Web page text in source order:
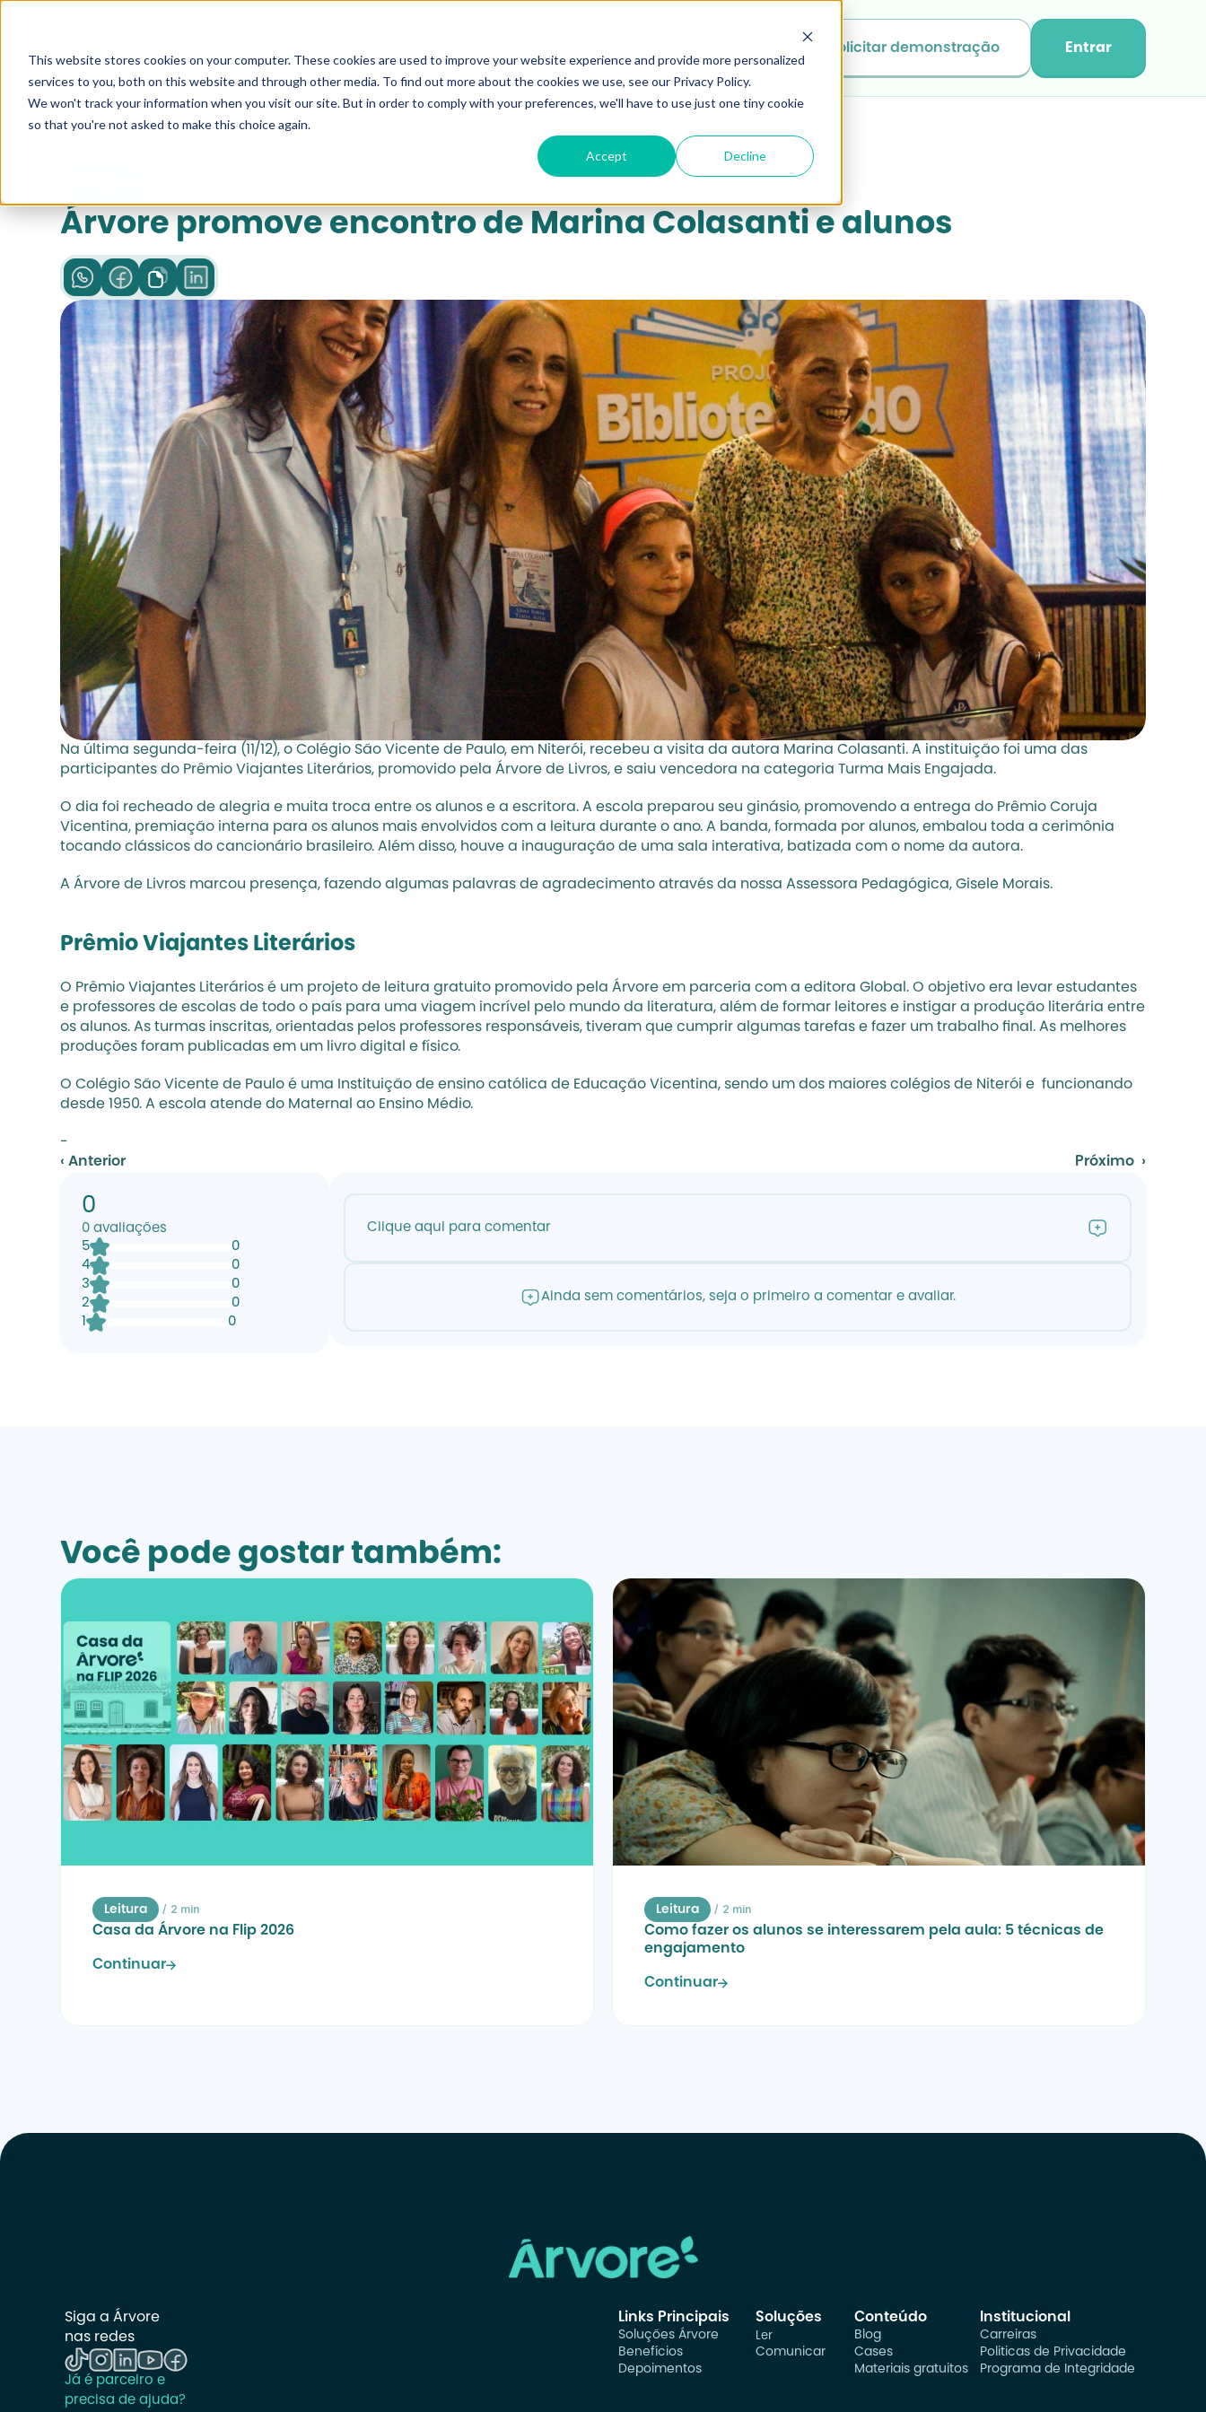
This website stores cookies on your computer. These cookies are used to improve your website experience and provide more personalized
services to you, both on this website and through other media. To find out more about the cookies we use, see our Privacy Policy.
We won't track your information when you visit our site. But in order to comply with your preferences, we'll have to use just one tiny cookie
so that you're not asked to make this choice again.
Accept Decline
Solicitar demonstração Entrar
Árvore promove encontro de Marina Colasanti e alunos
Na última segunda-feira (11/12), o Colégio São Vicente de Paulo, em Niterói, recebeu a visita da autora Marina Colasanti. A instituição foi uma das
participantes do Prêmio Viajantes Literários, promovido pela Árvore de Livros, e saiu vencedora na categoria Turma Mais Engajada.
O dia foi recheado de alegria e muita troca entre os alunos e a escritora. A escola preparou seu ginásio, promovendo a entrega do Prêmio Coruja
Vicentina, premiação interna para os alunos mais envolvidos com a leitura durante o ano. A banda, formada por alunos, embalou toda a cerimônia
tocando clássicos do cancionário brasileiro. Além disso, houve a inauguração de uma sala interativa, batizada com o nome da autora.
A Árvore de Livros marcou presença, fazendo algumas palavras de agradecimento através da nossa Assessora Pedagógica, Gisele Morais.
Prêmio Viajantes Literários
O Prêmio Viajantes Literários é um projeto de leitura gratuito promovido pela Árvore em parceria com a editora Global. O objetivo era levar estudantes
e professores de escolas de todo o país para uma viagem incrível pelo mundo da literatura, além de formar leitores e instigar a produção literária entre
os alunos. As turmas inscritas, orientadas pelos professores responsáveis, tiveram que cumprir algumas tarefas e fazer um trabalho final. As melhores
produções foram publicadas em um livro digital e físico.
O Colégio São Vicente de Paulo é uma Instituição de ensino católica de Educação Vicentina, sendo um dos maiores colégios de Niterói e  funcionando
desde 1950. A escola atende do Maternal ao Ensino Médio.
-
‹ Anterior
Próximo  ›
0
0 avaliações
5
0
4
0
3
0
2
0
1
0
Clique aqui para comentar
Ainda sem comentários, seja o primeiro a comentar e avaliar.
Você pode gostar também:
Leitura / 2 min
Casa da Árvore na Flip 2026
Continuar
Leitura / 2 min
Como fazer os alunos se interessarem pela aula: 5 técnicas de
engajamento
Continuar
Siga a Árvore
nas redes
Já é parceiro e
precisa de ajuda?
Links Principais
Soluções Árvore
Benefícios
Depoimentos
Soluções
Ler
Comunicar
Conteúdo
Blog
Cases
Materiais gratuitos
Institucional
Carreiras
Politicas de Privacidade
Programa de Integridade